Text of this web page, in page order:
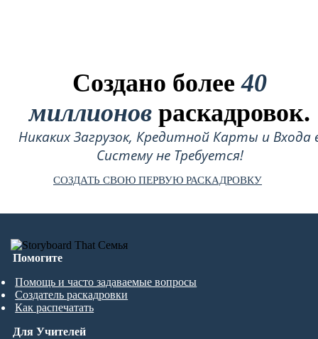
Создано более40
миллионов раскадровок.
Никаких Загрузок, Кредитной Карты и Входа
Систему не Требуется!
СОЗДАТЬ СВОЮ ПЕРВУЮ РАСКАДРОВКУ
Помогите
Помощь и часто задаваемые вопросы
Создатель раскадровки
Как распечатать
Для Учителей